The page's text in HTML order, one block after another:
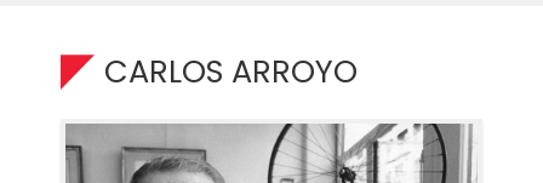
CARLOS ARROYO